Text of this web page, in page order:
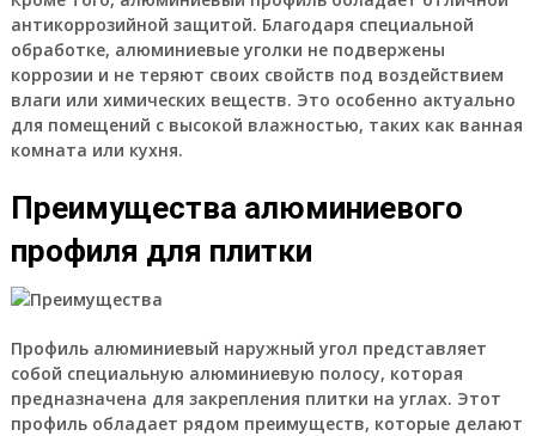
антикоррозийной защитой. Благодаря специальной
обработке, алюминиевые уголки не подвержены
коррозии и не теряют своих свойств под воздействием
влаги или химических веществ. Это особенно актуально
для помещений с высокой влажностью, таких как ванная
комната или кухня.
Преимущества алюминиевого
профиля для плитки
Профиль алюминиевый наружный угол представляет
собой специальную алюминиевую полосу, которая
предназначена для закрепления плитки на углах. Этот
профиль обладает рядом преимуществ, которые делают